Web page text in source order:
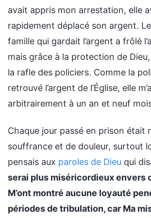
avait appris mon arrestation, elle
rapidement déplacé son argent.
famille qui gardait l’argent a frôlé
mais grâce à la protection de
la rafle des policiers. Comme la
retrouvé l’argent de l’Église, elle
arbitrairement à un an et neuf
Chaque jour passé en prison était
souffrance et de douleur, surtout
pensais aux paroles de Dieu qui
serai plus miséricordieux envers
M’ont montré aucune loyauté
périodes de tribulation, car Ma